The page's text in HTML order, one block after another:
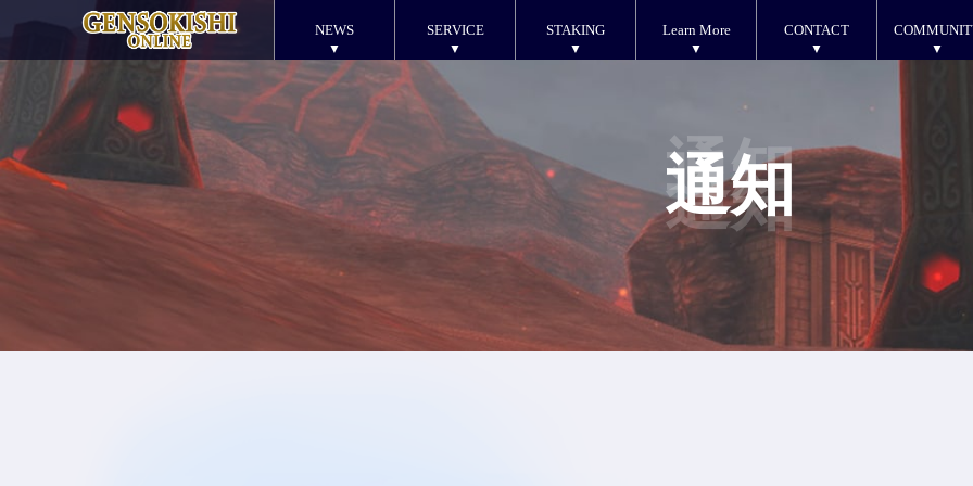
NEWS SERVICE STAKING Learn More CONTACT
通知